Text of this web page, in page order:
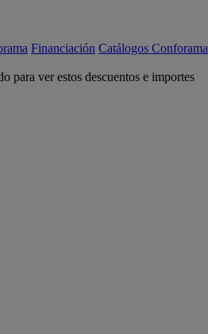
Financiación Catálogos Conforama
para ver estos descuentos e importes